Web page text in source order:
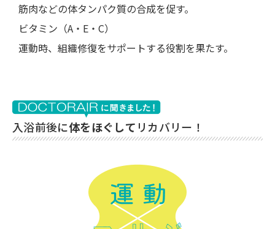
筋肉などの体タンパク質の合成を促す。
ビタミン（A・E・C）
運動時、組織修復をサポートする役割を果たす。
入浴前後に体をほぐして リカバリー！